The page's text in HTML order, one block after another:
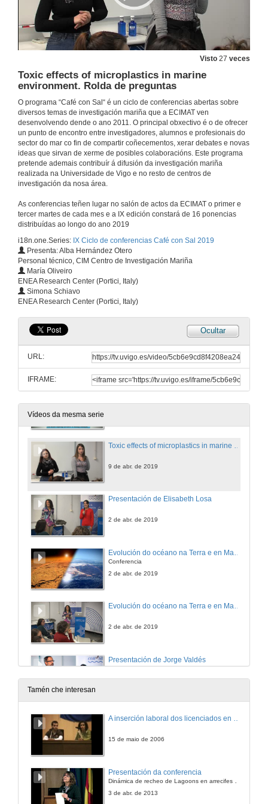
Visto 27 veces
Toxic effects of microplastics in marine
environment. Rolda de preguntas
O programa “Café con Sal“ é un ciclo de conferencias abertas sobre
diversos temas de investigación mariña que a ECIMAT ven
desenvolvendo dende o ano 2011. O principal obxectivo é o de ofrecer
un punto de encontro entre investigadores, alumnos e profesionais do
sector do mar co fin de compartir coñecementos, xerar debates e novas
ideas que sirvan de xerme de posibles colaboracións. Este programa
pretende ademais contribuír á difusión da investigación mariña
realizada na Universidade de Vigo e no resto de centros de
investigación da nosa área.
As conferencias teñen lugar no salón de actos da ECIMAT o primer e
tercer martes de cada mes e a IX edición constará de 16 ponencias
distribuídas ao longo do ano 2019
i18n.one.Series: IX Ciclo de conferencias Café con Sal 2019
Presenta: Alba Hernández Otero
Personal técnico, CIM Centro de Investigación Mariña
María Oliveiro
ENEA Research Center (Portici, Italy)
Simona Schiavo
ENEA Research Center (Portici, Italy)
Ocultar
URL:
IFRAME:
Vídeos da mesma serie
7 de maio de 2019
Conference
7 de maio de 2019
Questions. Interaction between waves and coastal structures: from coastal protection to energy generation
7 de maio de 2019
Presentation of Marcos Rubal
Conferencia
23 de abr. de 2019
23 de abr. de 2019
Presentación de María Oliveiro e Simona Schiavo
9 de abr. de 2019
Toxic effects of microplastics in marine environment
9 de abr. de 2019
Presentación de Elisabeth Losa
2 de abr. de 2019
Conferencia
2 de abr. de 2019
Evolución do océano na Terra e en Marte: o punto de divergencia. Rolda de preguntas
2 de abr. de 2019
Presentación de Jorge Valdés
21 de mar. de 2019
Tamén che interesan
A inserción laboral dos licenciados en Ciencias do Mar: a carreira investigadora
15 de maio de 2006
Presentación da conferencia
Dinámica de recheo de Lagoons en arrecifes de coral
3 de abr. de 2013